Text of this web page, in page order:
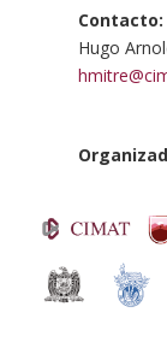
Contacto:
Hugo